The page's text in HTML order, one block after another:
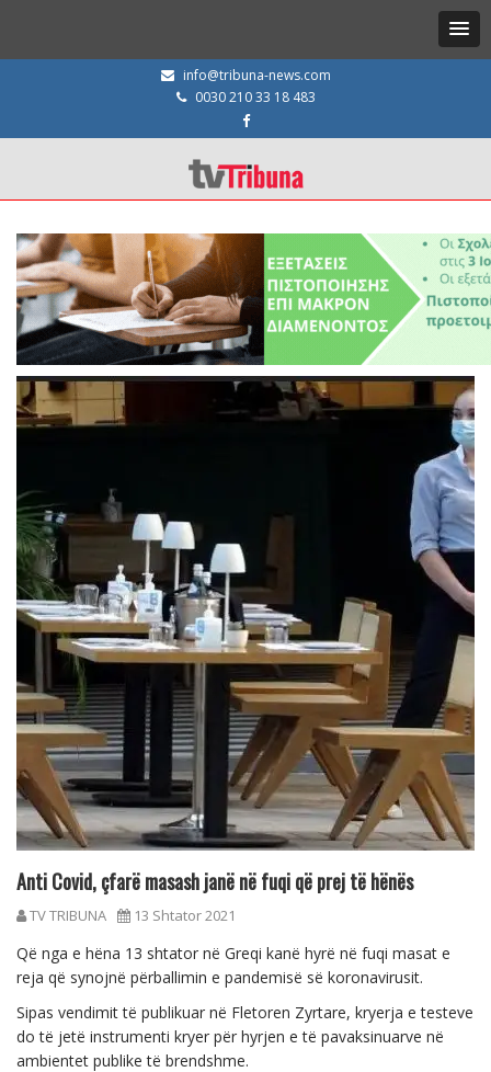
info@tribuna-news.com
0030 210 33 18 483
Anti Covid, çfarë masash janë në fuqi që prej të hënës
TV TRIBUNA 13 Shtator 2021
Që nga e hëna 13 shtator në Greqi kanë hyrë në fuqi masat e
reja që synojnë përballimin e pandemisë së koronavirusit.
Sipas vendimit të publikuar në Fletoren Zyrtare, kryerja e testeve
do të jetë instrumenti kryer për hyrjen e të pavaksinuarve në
ambientet publike të brendshme.